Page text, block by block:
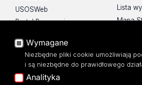
USOSWeb
Portal Pracowniczy
Platforma e-learningowa
Moodle
Eksperci UŁ
Polityka Prywatności
Lista
Mapa
Wymagane
Niezbędne pliki cookie umożliwiają
i są niezbędne do prawidłowego
Analityka